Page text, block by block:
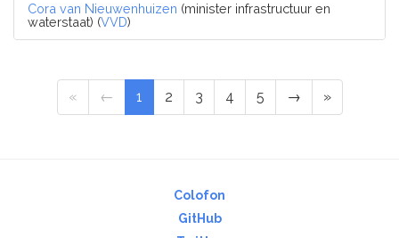
Cora van Nieuwenhuizen (minister infrastructuur en
waterstaat) (VVD)
« ← 1 2 3 4 5 → »
Colofon
GitHub